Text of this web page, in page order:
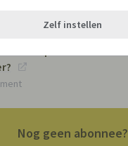
Zelf instellen
Nog geen abonnee?